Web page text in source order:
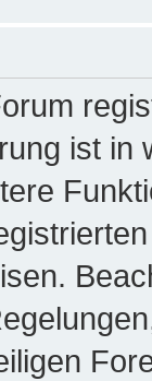
ist in